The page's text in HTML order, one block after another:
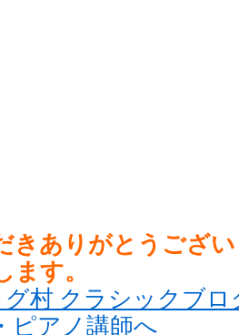
きありがとうござ
す。